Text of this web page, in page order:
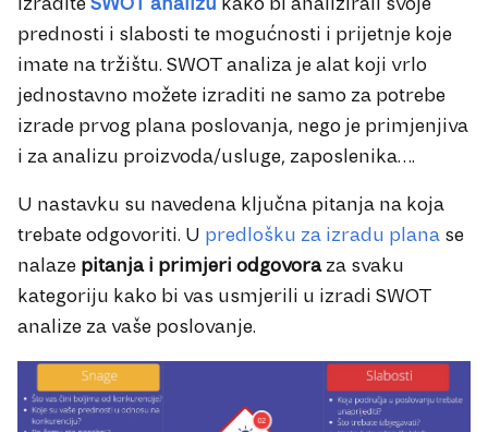
Izradite SWOT analizu kako bi analizirali svoje
prednosti i slabosti te mogućnosti i prijetnje koje
imate na tržištu. SWOT analiza je alat koji vrlo
jednostavno možete izraditi ne samo za potrebe
izrade prvog plana poslovanja, nego je primjenjiva
i za analizu proizvoda/usluge, zaposlenika….
U nastavku su navedena ključna pitanja na koja
trebate odgovoriti. U predlošku za izradu plana se
nalaze pitanja i primjeri odgovoraza svaku
kategoriju kako bi vas usmjerili u izradi SWOT
analize za vaše poslovanje.